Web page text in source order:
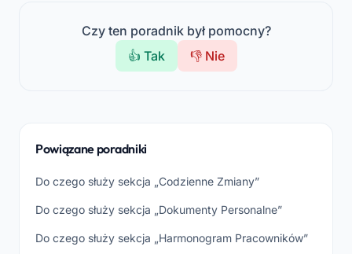
Czy ten poradnik był pomocny?
👍 Tak
👎 Nie
Powiązane poradniki
Do czego służy sekcja „Codzienne Zmiany”
Do czego służy sekcja „Dokumenty Personalne”
Do czego służy sekcja „Harmonogram Pracowników”